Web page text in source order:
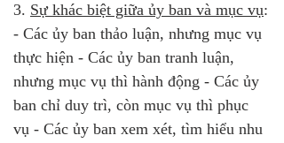
3. Sự khác biệt giữa ủy ban và mục vụ:
- Các ủy ban thảo luận, nhưng mục vụ
thực hiện - Các ủy ban tranh luận,
nhưng mục vụ thì hành động - Các ủy
ban chỉ duy trì, còn mục vụ thì phục
vụ - Các ủy ban xem xét, tìm hiểu nhu